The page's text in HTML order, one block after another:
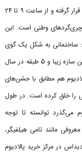
آسیایی اتاشهر، محله بارباروس واقع در خیابان هالک قرار گرفته و از ساعت ۹ تا ۲۴
وطنی است. این
ساختمانی به شکل یک گوی
شیشه‌ای که ظاهری تماشایی و بسیار باشکوه دارد. این سازه زیبا و ۵ طبقه در سال
هم مطابق با جشن‌های
را خلق کرده است. در طول
می‌گذرد توانسته تا توجه
مانند تامی هیلفیگر،
در مرکز خرید پالادیوم